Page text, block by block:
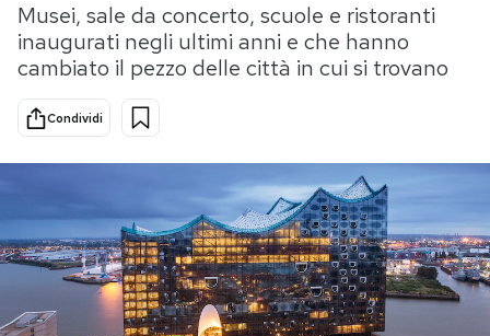
Politica
Tecnologia
Scienza
Sport
Consumismi
Storie/Idee
Altrecose
Mondiali calcio 2026
PODCAST
Musei, sale da concerto, scuole e ristoranti
inaugurati negli ultimi anni e che hanno
cambiato il pezzo delle città in cui si trovano
Condividi